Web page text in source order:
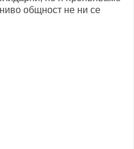
общност не ни се